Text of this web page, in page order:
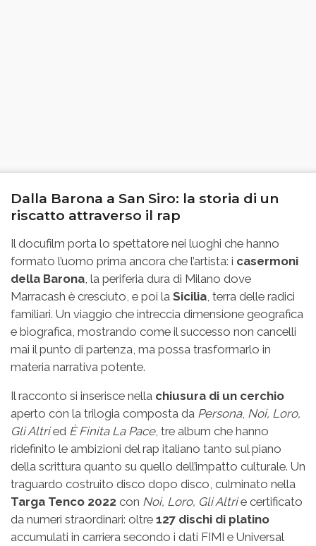
Dalla Barona a San Siro: la storia di un
riscatto attraverso il rap
Il docufilm porta lo spettatore nei luoghi che hanno
formato l’uomo prima ancora che l’artista: i casermoni
della Barona , la periferia dura di Milano dove
Marracash è cresciuto, e poi la Sicilia , terra delle radici
familiari. Un viaggio che intreccia dimensione geografica
e biografica, mostrando come il successo non cancelli
mai il punto di partenza, ma possa trasformarlo in
materia narrativa potente.
Il racconto si inserisce nella chiusura di un cerchio
aperto con la trilogia composta da Persona, Noi, Loro,
Gli Altried È Finita La Pace, tre album che hanno
ridefinito le ambizioni del rap italiano tanto sul piano
della scrittura quanto su quello dell’impatto culturale. Un
traguardo costruito disco dopo disco, culminato nella
Targa Tenco 2022 con Noi, Loro, Gli Altrie certificato
da numeri straordinari: oltre 127 dischi di platino
accumulati in carriera secondo i dati FIMI e Universal